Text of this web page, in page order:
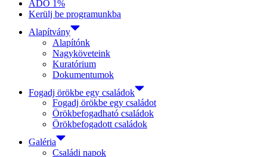
ADÓ 1%
Kerülj be programunkba
Alapítvány
Alapítónk
Nagyköveteink
Kuratórium
Dokumentumok
Fogadj örökbe egy családok
Fogadj örökbe egy családot
Örökbefogadható családok
Örökbefogadott családok
Galéria
Családi napok